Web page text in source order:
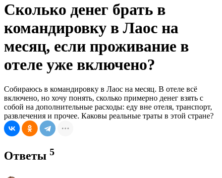
Сколько денег брать в
командировку в Лаос на
месяц, если проживание в
отеле уже включено?
Собираюсь в командировку в Лаос на месяц. В отеле всё
включено, но хочу понять, сколько примерно денег взять с
собой на дополнительные расходы: еду вне отеля, транспорт,
развлечения и прочее. Каковы реальные траты в этой стране?
Ответы 5